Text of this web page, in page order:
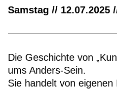
Samstag // 12.07.2025
Die Geschichte von
ums Anders-Sein.
Sie handelt von eigenen